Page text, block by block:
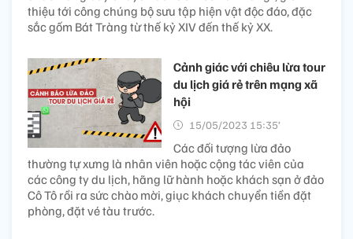
thiệu tới công chúng bộ sưu tập hiện vật độc đáo, đặc
sắc gốm Bát Tràng từ thế kỷ XIV đến thế kỷ XX.
Cảnh giác với chiêu lừa tour
du lịch giá rẻ trên mạng xã
hội
15/05/2023 15:35’
Các đối tượng lừa đảo
thường tự xưng là nhân viên hoặc cộng tác viên của
các công ty du lịch, hãng lữ hành hoặc khách sạn ở đảo
Cô Tô rồi ra sức chào mời, giục khách chuyển tiền đặt
phòng, đặt vé tàu trước.